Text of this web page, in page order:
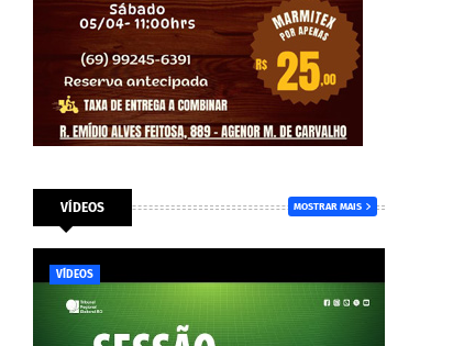
VÍDEOS MOSTRAR MAIS
VÍDEOS